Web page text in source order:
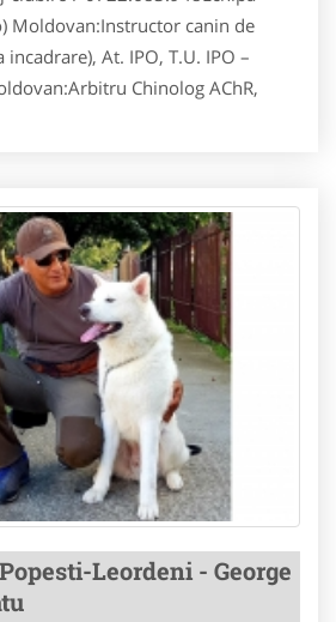
Moldovan:Instructor canin de
At. IPO, T.U. IPO –
Chinolog AChR,
Leordeni - George